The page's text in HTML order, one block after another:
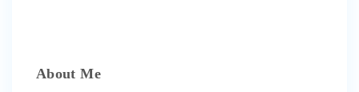
About Me